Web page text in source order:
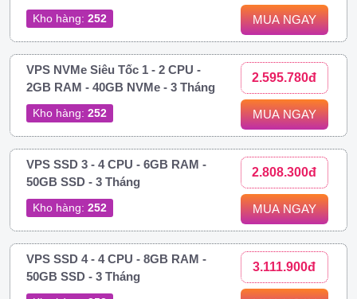
Kho hàng: 252 MUA NGAY
VPS NVMe Siêu Tốc 1 - 2 CPU -
2GB RAM - 40GB NVMe - 3 Tháng
Kho hàng: 252
2.595.780đ
MUA NGAY
VPS SSD 3 - 4 CPU - 6GB RAM -
50GB SSD - 3 Tháng
Kho hàng: 252
2.808.300đ
MUA NGAY
VPS SSD 4 - 4 CPU - 8GB RAM -
50GB SSD - 3 Tháng
3.111.900đ